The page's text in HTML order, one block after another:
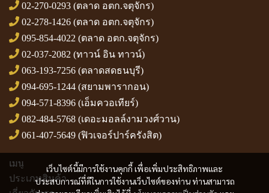
เว็บไซต์นี้มีการใช้งานคุกกี้ เพื่อเพิ่มประสิทธิภาพและ
ประสบการณ์ที่ดีในการใช้งานเว็บไซต์ของท่าน ท่านสามารถ
02-270-0293 (ตลาด อตก.จตุจักร)
02-278-1426 (ตลาด อตก.จตุจักร)
095-854-4022 (ตลาด อตก.จตุจักร)
02-037-2082 (ทาวน์ อิน ทาวน์)
063-193-7256 (ตลาดสดธนบุรี)
094-695-1244 (สยามพารากอน)
094-571-8396 (เอ็มควอเทียร์)
082-484-5768 (เดอะมอลล์งามวงศ์วาน)
061-407-5649 (ฟิวเจอร์ปาร์ครังสิต)
เมนู
ประเภทสินค้า